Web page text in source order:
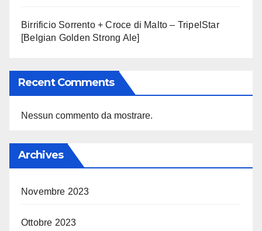
Birrificio Sorrento + Croce di Malto – TripelStar
[Belgian Golden Strong Ale]
Recent Comments
Nessun commento da mostrare.
Archives
Novembre 2023
Ottobre 2023